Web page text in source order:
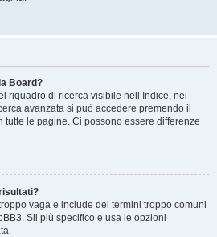
Board?
riquadro di ricerca visibile nell’Indice, nei
avanzata si può accedere premendo il
tutte le pagine. Ci possono essere differenze
vaga e include dei termini troppo comuni
Sii più specifico e usa le opzioni